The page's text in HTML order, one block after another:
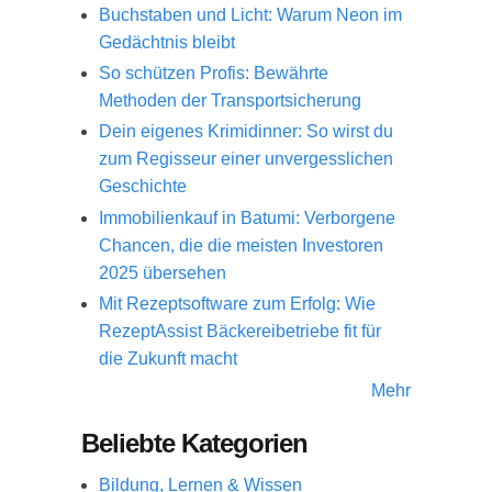
Buchstaben und Licht: Warum Neon im
Gedächtnis bleibt
So schützen Profis: Bewährte
Methoden der Transportsicherung
Dein eigenes Krimidinner: So wirst du
zum Regisseur einer unvergesslichen
Geschichte
Immobilienkauf in Batumi: Verborgene
Chancen, die die meisten Investoren
2025 übersehen
Mit Rezeptsoftware zum Erfolg: Wie
RezeptAssist Bäckereibetriebe fit für
die Zukunft macht
Mehr
Beliebte Kategorien
Bildung, Lernen & Wissen